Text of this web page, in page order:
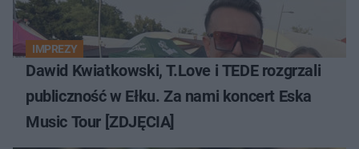
IMPREZY
Dawid Kwiatkowski, T.Love i TEDE rozgrzali
publiczność w Ełku. Za nami koncert Eska
Music Tour [ZDJĘCIA]